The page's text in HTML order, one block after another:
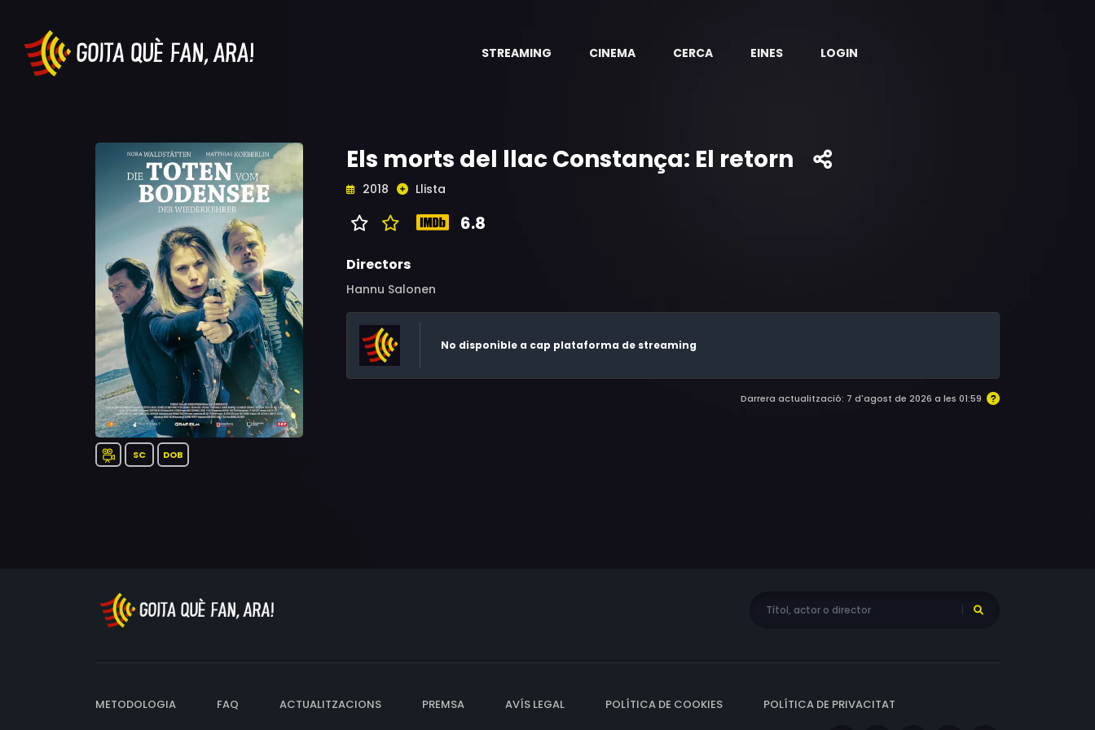
STREAMING CINEMA CERCA EINES LOGIN
SC DOB
Els morts del llac Constança: El retorn
2018 Llista
6.8
Directors
Hannu Salonen
No disponible a cap plataforma de streaming
Darrera actualització: 7 d'agost de 2026 a les 01:59
METODOLOGIA FAQ ACTUALITZACIONS PREMSA AVÍS LEGAL POLÍTICA DE COOKIES POLÍTICA DE PRIVACITAT